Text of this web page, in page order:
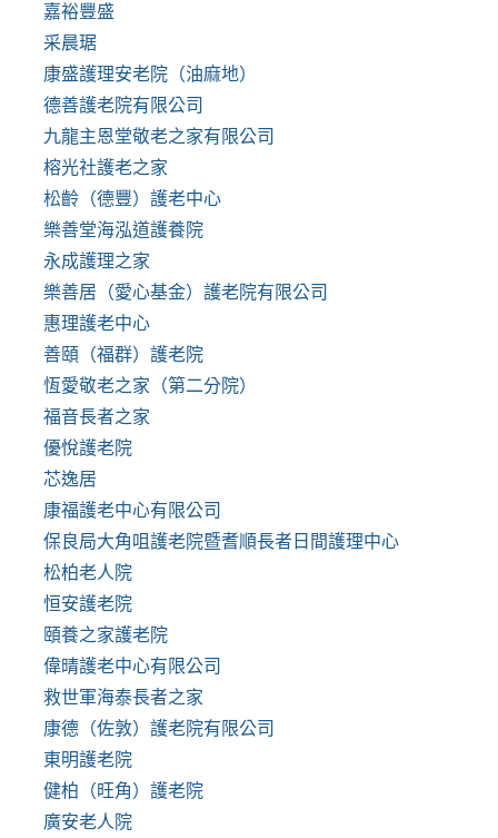
嘉裕豐盛
采晨琚
康盛護理安老院（油麻地）
德善護老院有限公司
九龍主恩堂敬老之家有限公司
榕光社護老之家
松齡（德豐）護老中心
樂善堂海泓道護養院
永成護理之家
樂善居（愛心基金）護老院有限公司
惠理護老中心
善頤（福群）護老院
恆愛敬老之家（第二分院）
福音長者之家
優悅護老院
芯逸居
康福護老中心有限公司
保良局大角咀護老院暨耆順長者日間護理中心
松柏老人院
恒安護老院
頤養之家護老院
偉晴護老中心有限公司
救世軍海泰長者之家
康德（佐敦）護老院有限公司
東明護老院
健柏（旺角）護老院
廣安老人院